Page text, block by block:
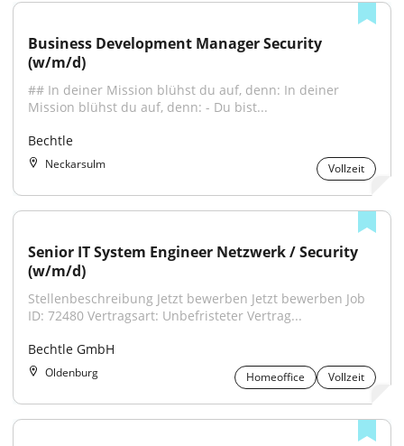
Business Development Manager Security
(w/m/d)
## In deiner Mission blühst du auf, denn: In deiner
Mission blühst du auf, denn: - Du bist...
Bechtle
Neckarsulm Vollzeit
Senior IT System Engineer Netzwerk / Security
(w/m/d)
Stellenbeschreibung Jetzt bewerben Jetzt bewerben Job
ID: 72480 Vertragsart: Unbefristeter Vertrag...
Bechtle GmbH
Oldenburg Homeoffice Vollzeit